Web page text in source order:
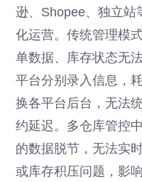
逊、Shopee、独立站
化运营。传统管理模
单数据、库存状态无
平台分别录入信息，
换各平台后台，无法
约延迟。多仓库管控
的数据脱节，无法实
或库存积压问题，影